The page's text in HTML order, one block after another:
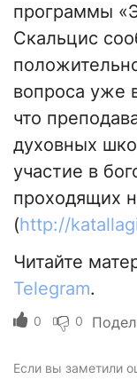
программы
Скальцис
вопроса уже
что
духовных
участие в
проходящих
(http://
Читайте
Telegram.
0 0
Если вы заметили